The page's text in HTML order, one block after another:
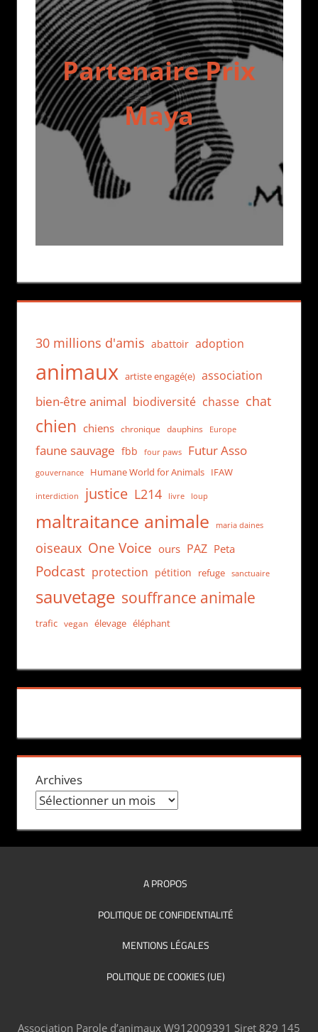
Partenaire Prix
Maya
30 millions d'amis abattoir adoption
animaux artiste engagé(e) association
bien-être animal biodiversité chasse chat
chien chiens chronique dauphins Europe
faune sauvage fbb four paws Futur Asso
gouvernance Humane World for Animals IFAW
interdiction justice L214 livre loup
maltraitance animale maria daines
oiseaux One Voice ours PAZ Peta
Podcast protection pétition refuge sanctuaire
sauvetage souffrance animale
trafic vegan élevage éléphant
Archives
A PROPOS
POLITIQUE DE CONFIDENTIALITÉ
MENTIONS LÉGALES
POLITIQUE DE COOKIES (UE)
Association Parole d’animaux W912009391 Siret 829 145